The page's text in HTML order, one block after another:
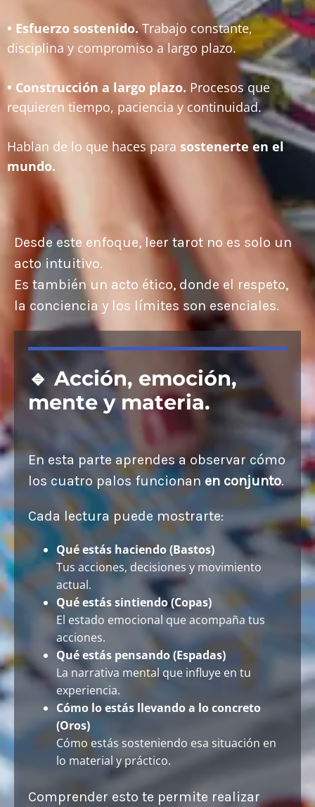
• Esfuerzo sostenido.Trabajo constante,
disciplina y compromiso a largo plazo.
• Construcción a largo plazo. Procesos que
requieren tiempo, paciencia y continuidad.
Hablan de lo que haces para sostenerte en el
mundo.
Desde este enfoque, leer tarot no es solo un
acto intuitivo.
Es también un acto ético, donde el respeto,
la conciencia y los límites son esenciales.
🔹 Acción, emoción,
mente y materia.
En esta parte aprendes a observar cómo
los cuatro palos funcionan en conjunto.
Cada lectura puede mostrarte:
Qué estás haciendo (Bastos)
Tus acciones, decisiones y movimiento
actual.
Qué estás sintiendo (Copas)
El estado emocional que acompaña tus
acciones.
Qué estás pensando (Espadas)
La narrativa mental que influye en tu
experiencia.
Cómo lo estás llevando a lo concreto
(Oros)
Cómo estás sosteniendo esa situación en
lo material y práctico.
Comprender esto te permite realizar